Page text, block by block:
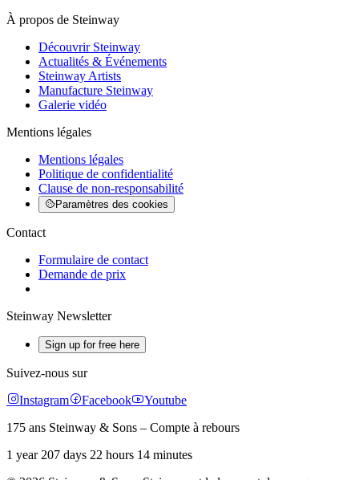
À propos de Steinway
Découvrir Steinway
Actualités & Événements
Steinway Artists
Manufacture Steinway
Galerie vidéo
Mentions légales
Mentions légales
Politique de confidentialité
Clause de non-responsabilité
Paramètres des cookies
Contact
Formulaire de contact
Demande de prix
Steinway Newsletter
Sign up for free here
Suivez-nous sur
Instagram
Facebook
Youtube
175 ans Steinway & Sons – Compte à rebours
1 year 207 days 22 hours 14 minutes